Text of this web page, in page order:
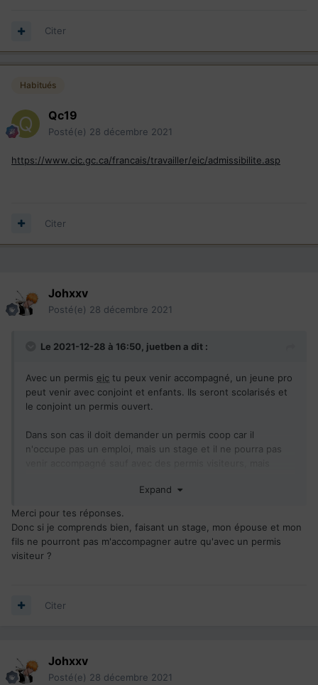
Citer
Habitués
Qc19
Posté(e) 28 décembre 2021
https://www.cic.gc.ca/francais/travailler/eic/admissibilite.asp
Citer
Johxxv
Posté(e) 28 décembre 2021
Le 2021-12-28 à 16:50, juetben a dit :
Avec un permis eic tu peux venir accompagné, un jeune pro
peut venir avec conjoint et enfants. Ils seront scolarisés et
le conjoint un permis ouvert.
Dans son cas il doit demander un permis coop car il
n'occupe pas un emploi, mais un stage et il ne pourra pas
Expand
Merci pour tes réponses.
Donc si je comprends bien, faisant un stage, mon épouse et mon
fils ne pourront pas m'accompagner autre qu'avec un permis
visiteur ?
Citer
Johxxv
Posté(e) 28 décembre 2021